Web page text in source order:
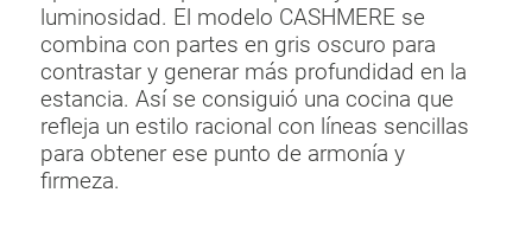
luminosidad. El modelo CASHMERE se
combina con partes en gris oscuro para
contrastar y generar más profundidad en la
estancia. Así se consiguió una cocina que
refleja un estilo racional con líneas sencillas
para obtener ese punto de armonía y
firmeza.